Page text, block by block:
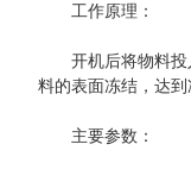
工作原理：
开机后将物料投入
料的表面冻结，达
主要参数：